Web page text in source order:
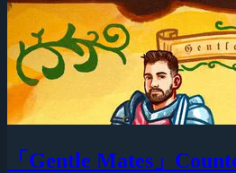
「Gentle Mates」